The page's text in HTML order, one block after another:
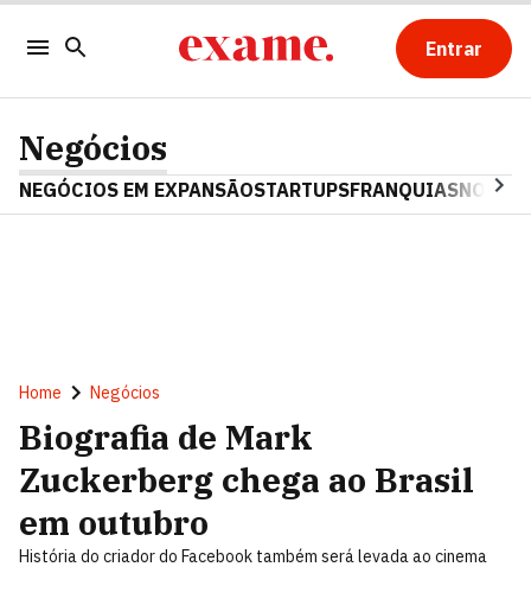
Entrar
Negócios
NEGÓCIOS EM EXPANSÃOSTARTUPSFRANQUIAS
Home Negócios
Biografia de Mark
Zuckerberg chega ao Brasil
em outubro
História do criador do Facebook também será levada ao cinema